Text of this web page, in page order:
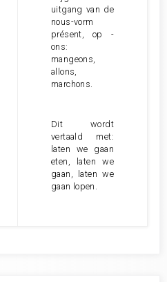
uitgang van de
nous-vorm
présent, op -
ons:
mangeons,
allons,
marchons.
Dit wordt
vertaald met:
laten we gaan
eten, laten we
gaan, laten we
gaan lopen.